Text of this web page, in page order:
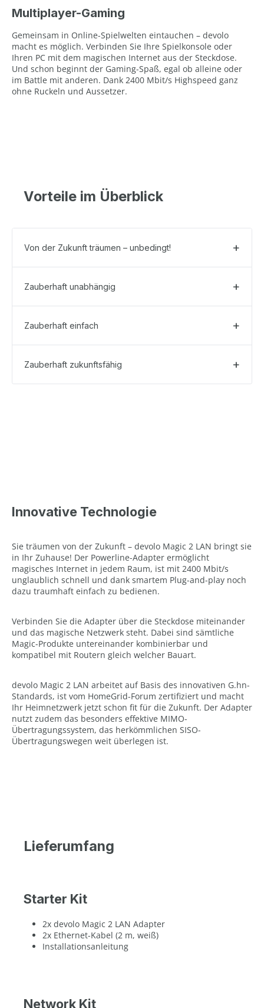
Multiplayer-Gaming
Gemeinsam in Online-Spielwelten eintauchen – devolo
macht es möglich. Verbinden Sie Ihre Spielkonsole oder
Ihren PC mit dem magischen Internet aus der Steckdose.
Und schon beginnt der Gaming-Spaß, egal ob alleine oder
im Battle mit anderen. Dank 2400 Mbit/s Highspeed ganz
ohne Ruckeln und Aussetzer.
Vorteile im Überblick
Von der Zukunft träumen – unbedingt!
Zauberhaft unabhängig
Zauberhaft einfach
Zauberhaft zukunftsfähig
Innovative Technologie
Sie träumen von der Zukunft – devolo Magic 2 LAN bringt sie
in Ihr Zuhause! Der Powerline-Adapter ermöglicht
magisches Internet in jedem Raum, ist mit 2400 Mbit/s
unglaublich schnell und dank smartem Plug-and-play noch
dazu traumhaft einfach zu bedienen.
Verbinden Sie die Adapter über die Steckdose miteinander
und das magische Netzwerk steht. Dabei sind sämtliche
Magic-Produkte untereinander kombinierbar und
kompatibel mit Routern gleich welcher Bauart.
devolo Magic 2 LAN arbeitet auf Basis des innovativen G.hn-
Standards, ist vom HomeGrid-Forum zertifiziert und macht
Ihr Heimnetzwerk jetzt schon fit für die Zukunft. Der Adapter
nutzt zudem das besonders effektive MIMO-
Übertragungssystem, das herkömmlichen SISO-
Übertragungswegen weit überlegen ist.
Lieferumfang
Starter Kit
2x devolo Magic 2 LAN Adapter
2x Ethernet-Kabel (2 m, weiß)
Installationsanleitung
Network Kit